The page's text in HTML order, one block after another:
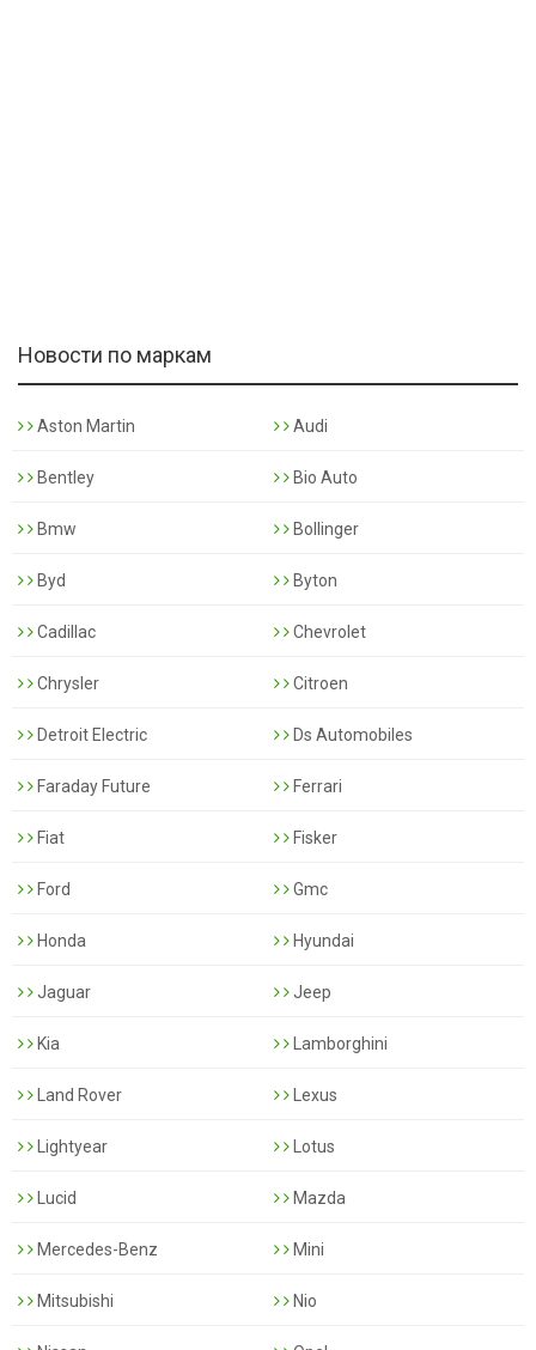
Новости по маркам
Aston Martin Audi
Bentley Bio Auto
Bmw Bollinger
Byd Byton
Cadillac Chevrolet
Chrysler Citroen
Detroit Electric Ds Automobiles
Faraday Future Ferrari
Fiat Fisker
Ford Gmc
Honda Hyundai
Jaguar Jeep
Kia Lamborghini
Land Rover Lexus
Lightyear Lotus
Lucid Mazda
Mercedes-Benz Mini
Mitsubishi Nio